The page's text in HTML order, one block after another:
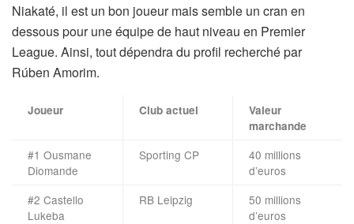
Niakaté, il est un bon joueur mais semble un cran en
dessous pour une équipe de haut niveau en Premier
League. Ainsi, tout dépendra du profil recherché par
Rúben Amorim.
Joueur Club actuel
Valeur
marchande
#1 Ousmane
Diomande
Sporting CP
40 millions
d’euros
#2 Castello
Lukeba
RB Leipzig
50 millions
d’euros